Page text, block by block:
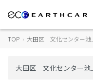
TOP › 大田区 文化センター池